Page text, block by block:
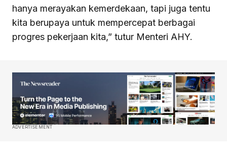
hanya merayakan kemerdekaan, tapi juga tentu
kita berupaya untuk mempercepat berbagai
progres pekerjaan kita,” tutur Menteri AHY.
ADVERTISEMENT